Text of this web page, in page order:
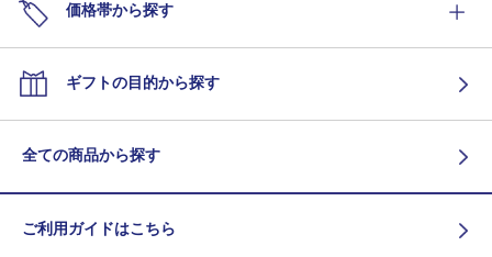
価格帯から探す
ギフトの目的から探す
全ての商品から探す
ご利用ガイドはこちら